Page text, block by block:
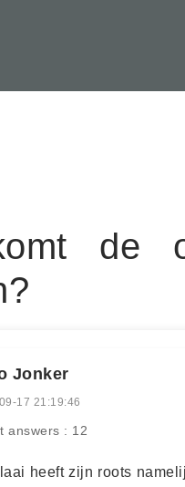
de
Jonker
17 21:19:46
answers : 12
heeft zijn roots